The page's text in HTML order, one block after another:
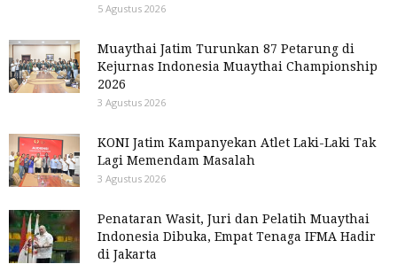
5 Agustus 2026
Muaythai Jatim Turunkan 87 Petarung di
Kejurnas Indonesia Muaythai Championship
2026
3 Agustus 2026
KONI Jatim Kampanyekan Atlet Laki-Laki Tak
Lagi Memendam Masalah
3 Agustus 2026
Penataran Wasit, Juri dan Pelatih Muaythai
Indonesia Dibuka, Empat Tenaga IFMA Hadir
di Jakarta